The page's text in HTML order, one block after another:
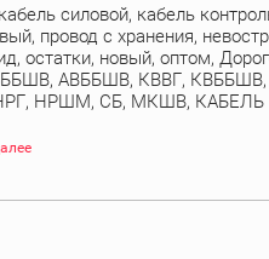
силовой, кабель
провод с хранения,
остатки, новый, оптом,
АВББШВ, КВВГ,
НРШМ, СБ, МКШВ, КАБЕЛЬ